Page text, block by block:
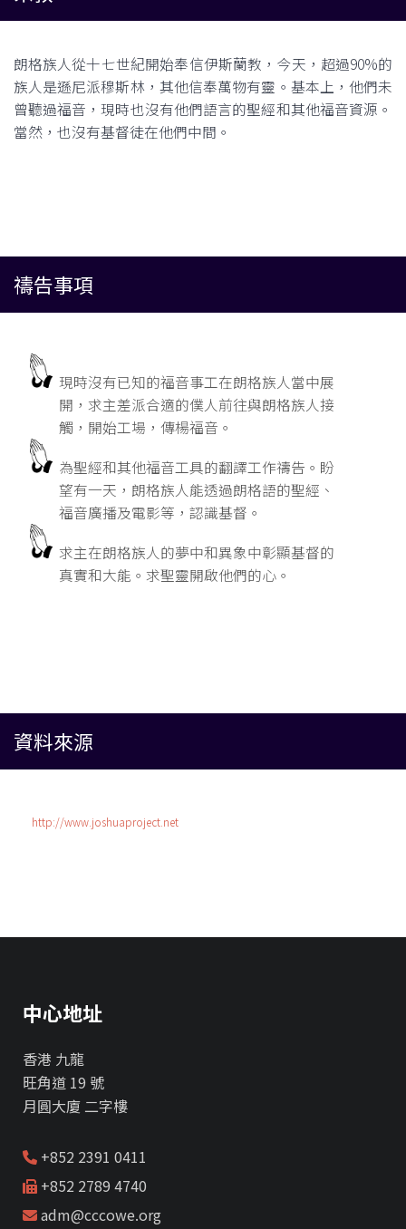
朗格族人從十七世紀開始奉信伊斯蘭教，今天，超過90%的
族人是遜尼派穆斯林，其他信奉萬物有靈。基本上，他們未
曾聽過福音，現時也沒有他們語言的聖經和其他福音資源。
當然，也沒有基督徒在他們中間。
禱告事項
現時沒有已知的福音事工在朗格族人當中展
開，求主差派合適的僕人前往與朗格族人接
觸，開始工場，傳楊福音。
為聖經和其他福音工具的翻譯工作禱告。盼
望有一天，朗格族人能透過朗格語的聖經、
福音廣播及電影等，認識基督。
求主在朗格族人的夢中和異象中彰顯基督的
真實和大能。求聖靈開啟他們的心。
資料來源
http://www.joshuaproject.net
中心地址
香港 九龍
旺角道 19 號
月圓大廈 二字樓
+852 2391 0411
+852 2789 4740
adm@cccowe.org